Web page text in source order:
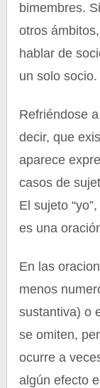
bimembres.
otros
hablar de
un solo socio.
Refriéndose
decir, que
aparece
casos de
El sujeto
es una
En las
menos
sustantiva) o
se omiten,
ocurre a
algún efecto